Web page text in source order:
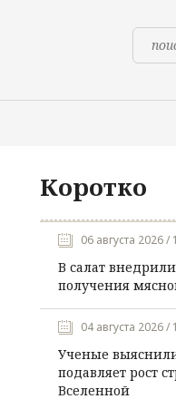
Коротко
06 августа 2026 /
В салат
получения
04 августа 2026 /
Ученые
подавляет рост
Вселенной